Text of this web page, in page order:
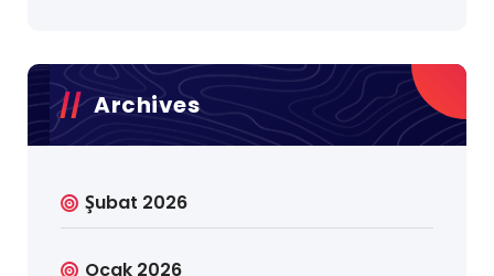
Archives
Şubat 2026
Ocak 2026